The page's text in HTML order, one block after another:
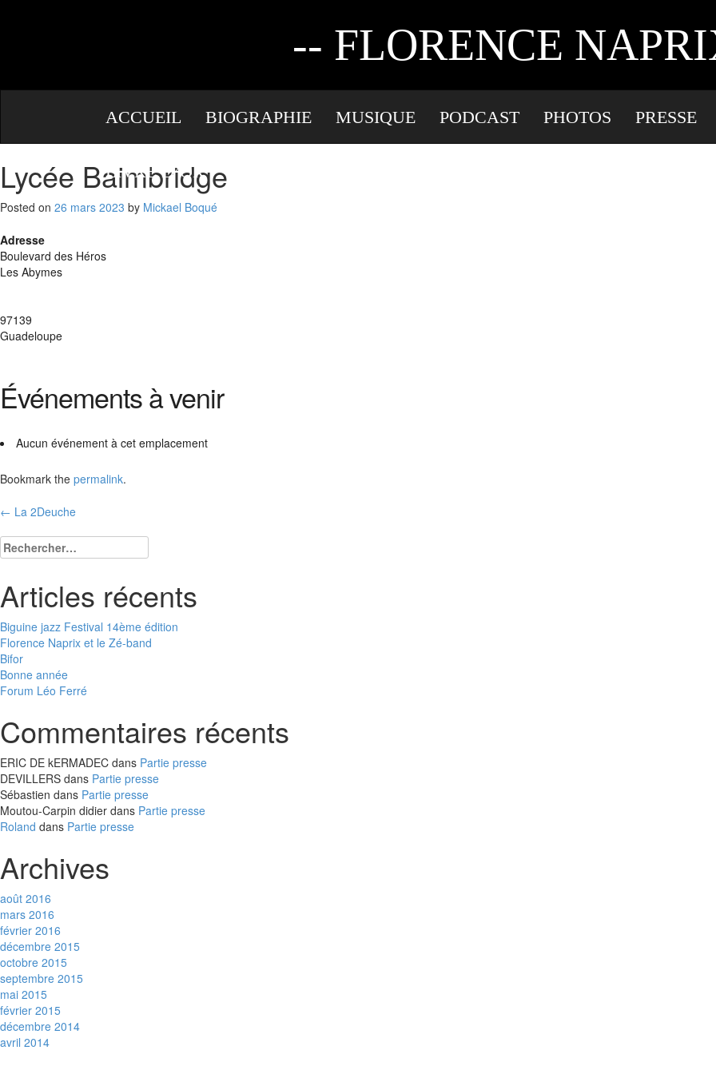
-- FLORENCE
ACCUEIL BIOGRAPHIE MUSIQUE PODCAST PHOTOS PRESSE
LIVRE D’OR
Lycée Baimbridge
Posted on 26 mars 2023 by Mickael Boqué
Adresse
Boulevard des Héros
Les Abymes
97139
Guadeloupe
Événements à venir
Aucun événement à cet emplacement
Bookmark the permalink.
Post
navigation
← La 2Deuche
Rechercher :
Articles récents
Biguine jazz Festival 14ème édition
Florence Naprix et le Zé-band
Bifor
Bonne année
Forum Léo Ferré
Commentaires récents
ERIC DE kERMADEC dans Partie presse
DEVILLERS dans Partie presse
Sébastien dans Partie presse
Moutou-Carpin didier dans Partie presse
Roland dans Partie presse
Archives
août 2016
mars 2016
février 2016
décembre 2015
octobre 2015
septembre 2015
mai 2015
février 2015
décembre 2014
avril 2014